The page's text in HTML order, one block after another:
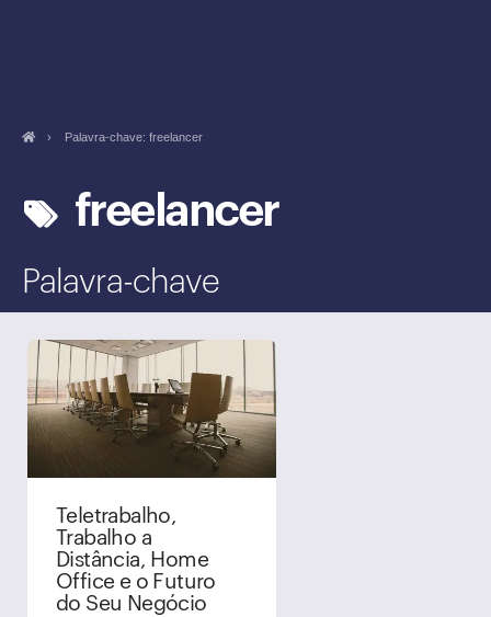
› Palavra-chave: freelancer
freelancer
Palavra-chave
Teletrabalho,
Trabalho a
Distância, Home
Office e o Futuro
do Seu Negócio